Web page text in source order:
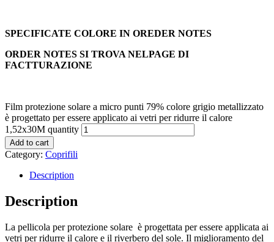
SPECIFICATE COLORE IN OREDER NOTES
ORDER NOTES SI TROVA NELPAGE DI
FACTTURAZIONE
Film protezione solare a micro punti 79% colore grigio metallizzato
è progettato per essere applicato ai vetri per ridurre il calore
1,52x30M quantity
Add to cart
Category: Coprifili
Description
Description
La pellicola per protezione solare è progettata per essere applicata ai
vetri per ridurre il calore e il riverbero del sole. Il miglioramento del